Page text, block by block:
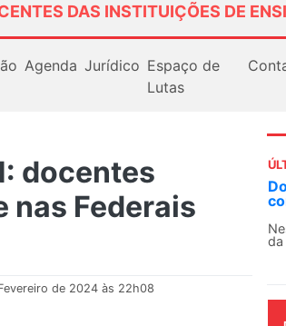
DAS INSTITUIÇÕES DE
Agenda Jurídico Espaço de
Lutas
docentes
nas Federais
de 2024 às 22h08
O